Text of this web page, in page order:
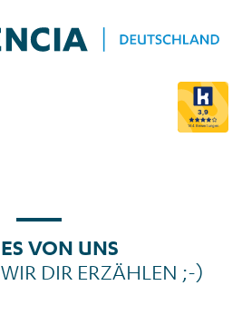
3,9
164 Bewertungen
VON UNS
DIR ERZÄHLEN ;-)